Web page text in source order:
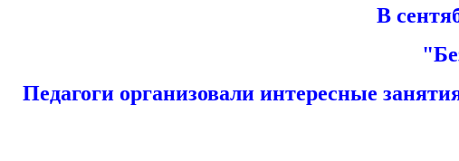
В
Педагоги организовали интересные